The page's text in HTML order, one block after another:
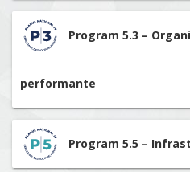
Program 5.3 –
performante
Program 5.5 –